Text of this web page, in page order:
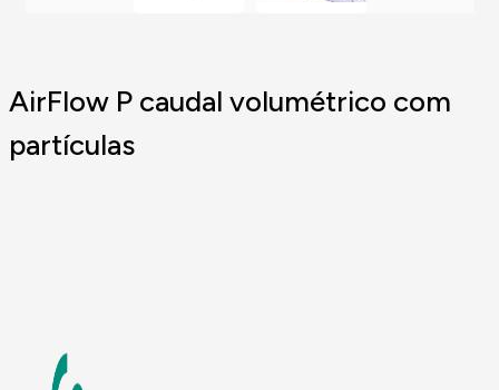
AirFlow P caudal volumétrico com
partículas